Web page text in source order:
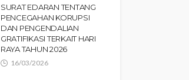
SURAT EDARAN TENTANG
PENCEGAHAN KORUPSI
DAN PENGENDALIAN
GRATIFIKASI TERKAIT HARI
RAYA TAHUN 2026
16/03/2026